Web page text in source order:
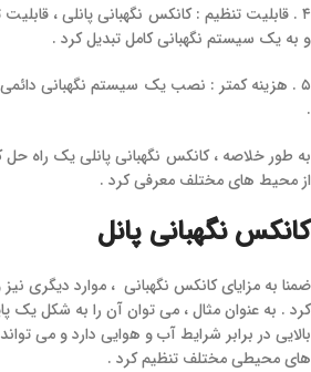
۴ . قابلیت تنظیم : کانکس نگهبانی پانلی ،
و به یک سیستم نگهبانی کامل تبدیل کرد .
۵ . هزینه کمتر : نصب یک سیستم نگهبانی
.
به طور خلاصه ، کانکس نگهبانی پانلی یک راه‌
از محیط‌ های مختلف معرفی کرد .
کانکس نگهبانی پانل
های محیطی مختلف تنظیم کرد .